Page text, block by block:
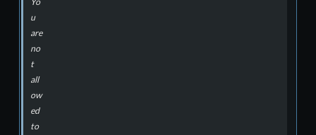
u
are
no
t
all
ow
ed
to